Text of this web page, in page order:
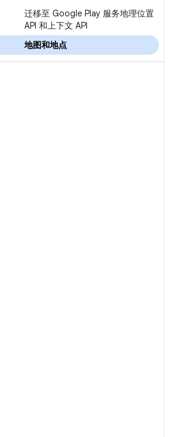
迁移至 Google Play 服务地理位置
API 和上下文 API
地图和地点